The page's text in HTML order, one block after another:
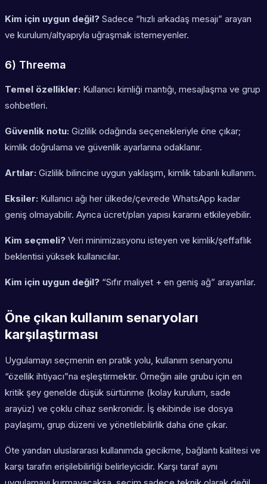
Kim için uygun değil? Sadece “hızlı arkadaş mesajı” arayan
ve kurulum/altyapıyla uğraşmak istemeyenler.
6) Threema
Temel özellikler: Kullanıcı kimliği mantığı, mesajlaşma ve grup
sohbetleri.
Güvenlik notu: Gizlilik odağında seçenekleriyle öne çıkar;
kimlik doğrulama ve güvenlik ayarlarına odaklanır.
Artılar: Gizlilik bilincine uygun yaklaşım, kimlik tabanlı kullanım.
Eksiler: Kullanıcı ağı her ülkede/çevrede WhatsApp kadar
geniş olmayabilir. Ayrıca ücret/plan yapısı kararını etkileyebilir.
Kim seçmeli? Veri minimizasyonu isteyen ve kimlik/şeffaflık
beklentisi yüksek kullanıcılar.
Kim için uygun değil? “Sıfır maliyet + en geniş ağ” arayanlar.
Öne çıkan kullanım senaryoları
karşılaştırması
Uygulamayı seçmenin en pratik yolu, kullanım senaryonu
“özellik ihtiyacı”na eşleştirmektir. Örneğin aile grubu için en
kritik şey genelde düşük sürtünme (kolay kurulum, sade
arayüz) ve çoklu cihaz senkronidir. İş ekibinde ise dosya
paylaşımı, grup düzeni ve yönetilebilirlik daha öne çıkar.
Öte yandan uluslararası kullanımda gecikme, bağlantı kalitesi ve
karşı tarafın erişilebilirliği belirleyicidir. Karşı taraf aynı